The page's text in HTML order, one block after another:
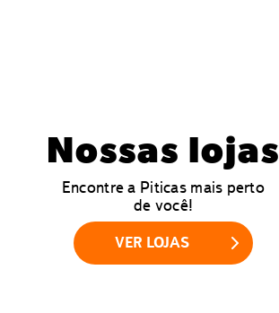
Nossas lojas
Encontre a Piticas mais perto
de você!
VER LOJAS